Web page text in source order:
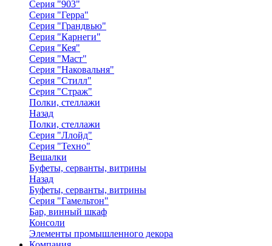
Серия "903"
Серия "Герра"
Серия "Грандвью"
Серия "Карнеги"
Серия "Кея"
Серия "Маст"
Серия "Наковальня"
Серия "Стилл"
Серия "Страж"
Полки, стеллажи
Назад
Полки, стеллажи
Серия "Ллойд"
Серия "Техно"
Вешалки
Буфеты, серванты, витрины
Назад
Буфеты, серванты, витрины
Серия "Гамельтон"
Бар, винный шкаф
Консоли
Элементы промышленного декора